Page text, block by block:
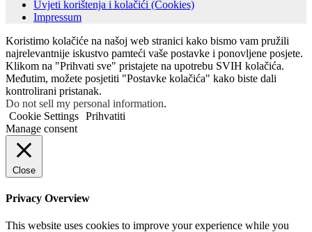
Uvjeti korištenja i kolačići (Cookies)
Impressum
Koristimo kolačiće na našoj web stranici kako bismo vam pružili
najrelevantnije iskustvo pamteći vaše postavke i ponovljene posjete.
Klikom na "Prihvati sve" pristajete na upotrebu SVIH kolačića.
Međutim, možete posjetiti "Postavke kolačića" kako biste dali
kontrolirani pristanak.
Do not sell my personal information.
Cookie Settings Prihvatiti
Manage consent
Close
Privacy Overview
This website uses cookies to improve your experience while you